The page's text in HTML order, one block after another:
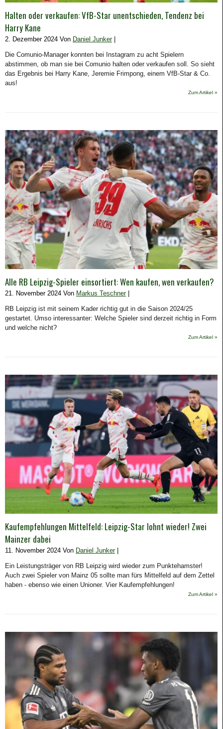
Halten oder verkaufen: VfB-Star unentschieden, Tendenz bei
Harry Kane
2. Dezember 2024 Von Daniel Junker|
Die Comunio-Manager konnten bei Instagram zu acht Spielern
abstimmen, ob man sie bei Comunio halten oder verkaufen soll. So sieht
das Ergebnis bei Harry Kane, Jeremie Frimpong, einem VfB-Star & Co.
aus!
Zum Artikel »
Alle RB Leipzig-Spieler einsortiert: Wen kaufen, wen verkaufen?
21. November 2024 Von Markus Teschner|
RB Leipzig ist mit seinem Kader richtig gut in die Saison 2024/25
gestartet. Umso interessanter: Welche Spieler sind derzeit richtig in Form
und welche nicht?
Zum Artikel »
Kaufempfehlungen Mittelfeld: Leipzig-Star lohnt wieder! Zwei
Mainzer dabei
11. November 2024 Von Daniel Junker|
Ein Leistungsträger von RB Leipzig wird wieder zum Punktehamster!
Auch zwei Spieler von Mainz 05 sollte man fürs Mittelfeld auf dem Zettel
haben - ebenso wie einen Unioner. Vier Kaufempfehlungen!
Zum Artikel »